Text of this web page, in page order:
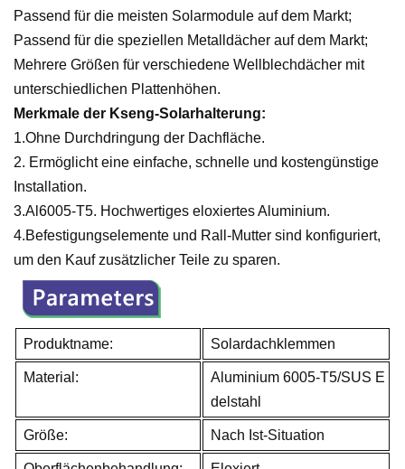
Passend für die meisten Solarmodule auf dem Markt;
Passend für die speziellen Metalldächer auf dem Markt;
Mehrere Größen für verschiedene Wellblechdächer mit
unterschiedlichen Plattenhöhen.
Merkmale der Kseng-Solarhalterung:
1.Ohne Durchdringung der Dachfläche.
2. Ermöglicht eine einfache, schnelle und kostengünstige
Installation.
3.Al6005-T5. Hochwertiges eloxiertes Aluminium.
4.Befestigungselemente und Rall-Mutter sind konfiguriert,
um den Kauf zusätzlicher Teile zu sparen.
Produktname: Solardachklemmen
Material:
Aluminium 6005-T5/SUS E
delstahl
Größe: Nach Ist-Situation